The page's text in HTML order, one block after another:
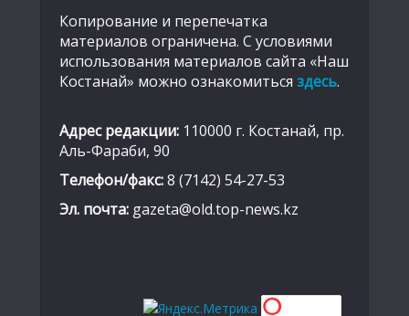
Копирование и перепечатка
материалов ограничена. С условиями
использования материалов сайта «Наш
Костанай» можно ознакомиться здесь.
Адрес редакции: 110000 г. Костанай, пр.
Аль-Фараби, 90
Телефон/факс:8 (7142) 54-27-53
Эл. почта: gazeta@old.top-news.kz